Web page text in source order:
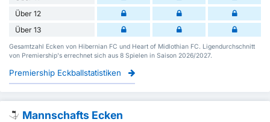
Über 12
Über 13
Gesamtzahl Ecken von Hibernian FC und Heart of Midlothian FC. Ligendurchschnitt
von Premiership's errechnet sich aus 8 Spielen in Saison 2026/2027.
Premiership Eckballstatistiken
Mannschafts Ecken